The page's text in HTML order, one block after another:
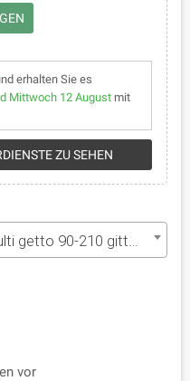
erhalten Sie es
Mittwoch 12 August mit
ZU SEHEN
90-210 gittata 4.9 m
vor